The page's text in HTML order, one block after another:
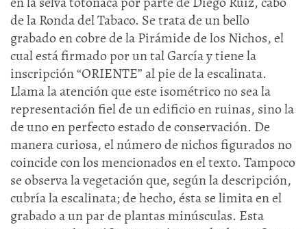
de la Ronda del Tabaco. Se trata de un bello
grabado en cobre de la Pirámide de los Nichos, el
cual está firmado por un tal García y tiene la
inscripción “ORIENTE” al pie de la escalinata.
Llama la atención que este isométrico no sea la
representación fiel de un edificio en ruinas, sino la
de uno en perfecto estado de conservación. De
manera curiosa, el número de nichos figurados no
coincide con los mencionados en el texto. Tampoco
se observa la vegetación que, según la descripción,
cubría la escalinata; de hecho, ésta se limita en el
grabado a un par de plantas minúsculas. Esta